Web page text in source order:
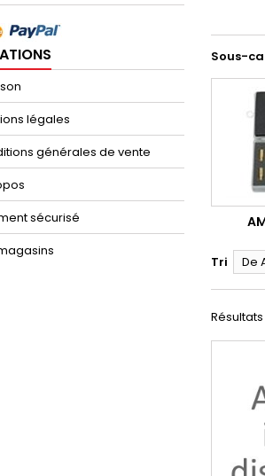
légales
générales de vente
sécurisé
Sous-
Tri De
Résultats